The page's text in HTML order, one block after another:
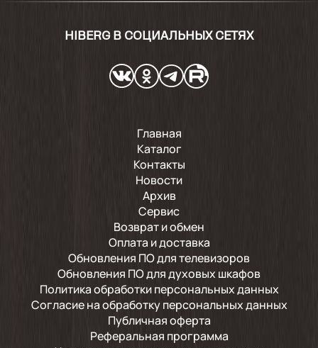
HIBERG В СОЦИАЛЬНЫХ СЕТЯХ
Главная
Каталог
Контакты
Новости
Архив
Сервис
Возврат и обмен
Оплата и доставка
Обновления ПО для телевизоров
Обновления ПО для духовых шкафов
Политика обработки персональных данных
Согласие на обработку персональных данных
Публичная оферта
Реферальная программа